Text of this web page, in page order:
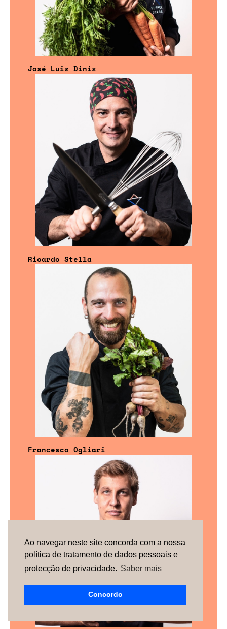
Ao navegar neste site concorda com a nossa
política de tratamento de dados pessoais e
protecção de privacidade. Saber mais
Concordo
José Luiz Diniz
Ricardo Stella
Francesco Ogliari